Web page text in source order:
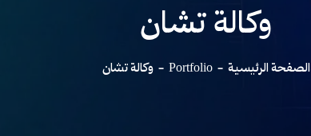
وكالة تشان
الصفحة الرئيسية Portfolio وكالة تشان